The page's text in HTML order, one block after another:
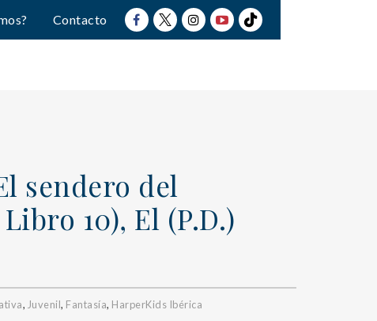
Contacto
sendero del
10), El (P.D.)
, Juvenil, Fantasía, HarperKids Ibérica